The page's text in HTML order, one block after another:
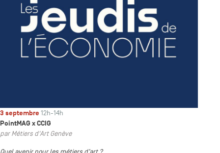
3 septembre 12h-14h
PointMAG x CCIG
par Métiers d'Art Genève